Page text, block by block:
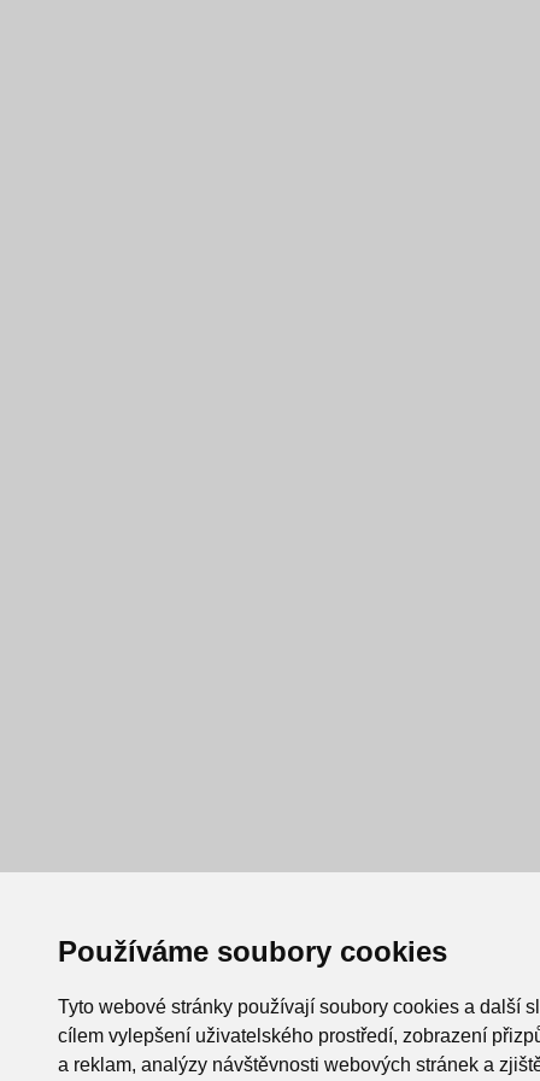
Používáme soubory cookies
Tyto webové stránky používají soubory cookies a další
cílem vylepšení uživatelského prostředí, zobrazení
a reklam, analýzy návštěvnosti webových stránek a